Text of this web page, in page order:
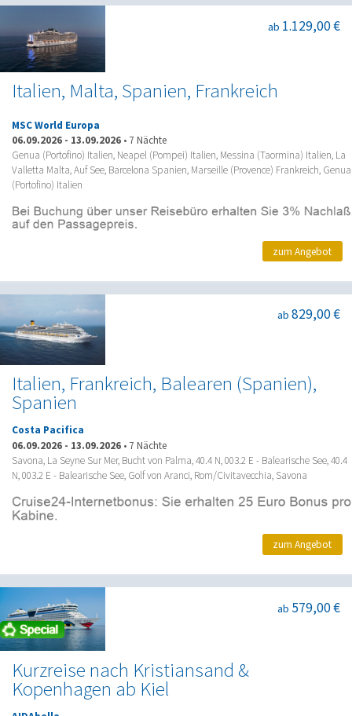
Italien, Malta, Spanien, Frankreich
ab 1.129,00 €
MSC World Europa
06.09.2026 - 13.09.2026 • 7 Nächte
Genua (Portofino) Italien, Neapel (Pompei) Italien, Messina (Taormina) Italien, La
Valletta Malta, Auf See, Barcelona Spanien, Marseille (Provence) Frankreich, Genua
(Portofino) Italien
zum Angebot
Italien, Frankreich, Balearen (Spanien),
Spanien
ab 829,00 €
Costa Pacifica
06.09.2026 - 13.09.2026 • 7 Nächte
Savona, La Seyne Sur Mer, Bucht von Palma, 40.4 N, 003.2 E - Balearische See, 40.4
N, 003.2 E - Balearische See, Golf von Aranci, Rom/Civitavecchia, Savona
zum Angebot
Kurzreise nach Kristiansand &
Kopenhagen ab Kiel
ab 579,00 €